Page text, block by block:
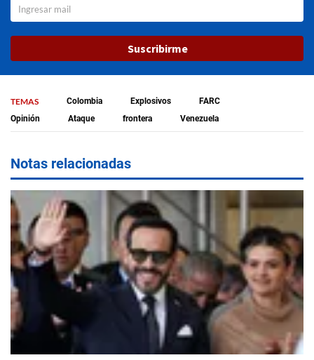
Suscribirme
TEMAS Colombia Explosivos
FARC
Opinión
Ataque frontera Venezuela
Notas relacionadas